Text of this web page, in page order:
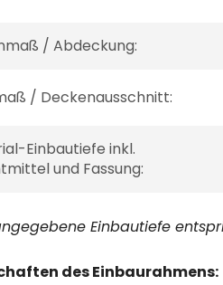
/ Abdeckung:
/ Deckenausschnitt:
Einbautiefe inkl.
und Fassung:
Einbautiefe
des Einbaurahmens: